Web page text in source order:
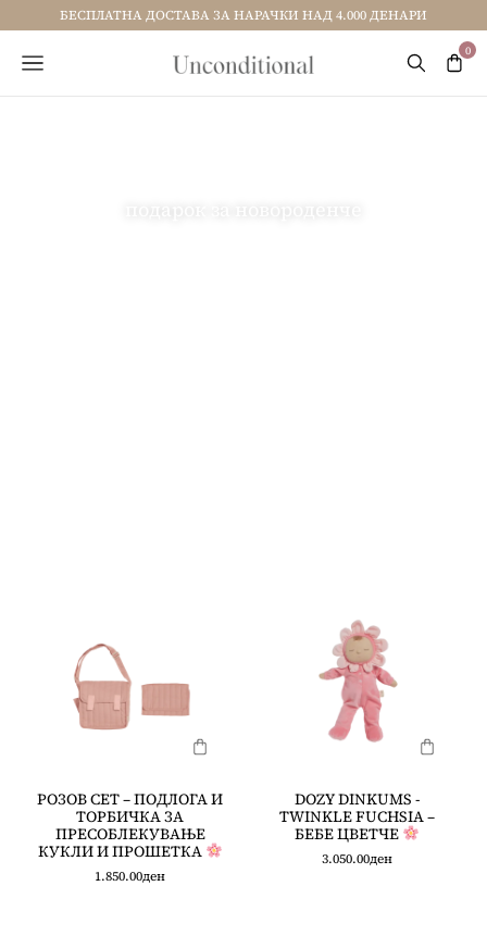
БЕСПЛАТНА ДОСТАВА ЗА НАРАЧКИ НАД 4.000 ДЕНАРИ
РОЗОВ СЕТ – ПОДЛОГА И
ТОРБИЧКА ЗА
ПРЕСОБЛЕКУВАЊЕ
КУКЛИ И ПРОШЕТКА
1.850.00ден
DOZY DINKUMS -
TWINKLE FUCHSIA –
БЕБЕ ЦВЕТЧЕ
3.050.00ден